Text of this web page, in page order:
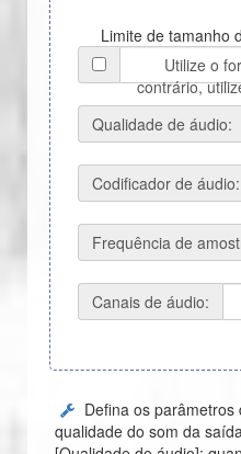
Limite de tamanho
Utilize o
contrário,
Qualidade de áudio:
Codificador de áudio:
Frequência de
Canais de áudio:
Defina os
qualidade do som da